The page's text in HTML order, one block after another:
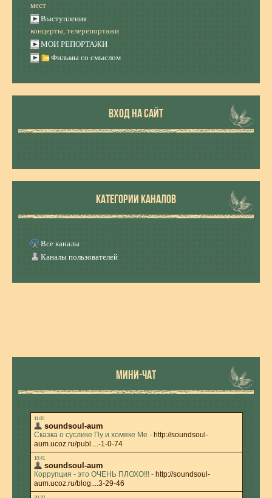
мест
Выступления
концерты, телерепортажи
МОИ РЕПОРТАЖИ
Фильмы со смыслом
ВХОД НА САЙТ
КАТЕГОРИИ КАНАЛОВ
Все каналы
Каналы пользователей
МИНИ-ЧАТ